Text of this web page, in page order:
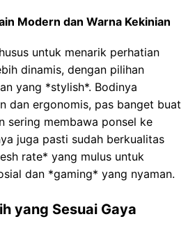
Modern dan Warna Kekinian
untuk menarik perhatian
dinamis, dengan pilihan
yang *stylish*. Bodinya
dan ergonomis, pas banget buat
sering membawa ponsel ke
juga pasti sudah berkualitas
rate* yang mulus untuk
dan *gaming* yang nyaman.
yang Sesuai Gaya